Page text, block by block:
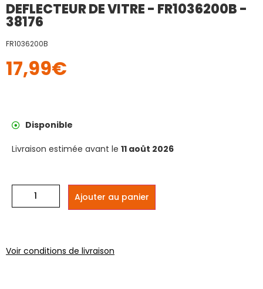
DEFLECTEUR DE VITRE - FR1036200B -
38176
FR1036200B
17,99€
Disponible
Livraison estimée avant le 11 août 2026
Ajouter au panier
Voir conditions de livraison